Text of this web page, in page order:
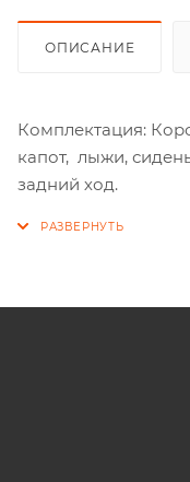
ОПИСАНИЕ
Комплектация:
капот, лыжи,
задний ход.